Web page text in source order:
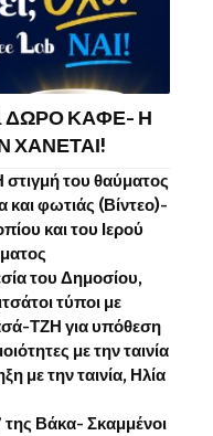
ΔΩΡΟ ΚΑΦΕ- Η
ΧΑΝΕΤΑΙ!
του θαύματος
φωτιάς (Βίντεο)-
και του Ιερού
του Δημοσίου,
τύποι με
ΤΖΗ για υπόθεση
με την ταινία
με την ταινία, Ηλία
Βάκα- Σκαμμένοι